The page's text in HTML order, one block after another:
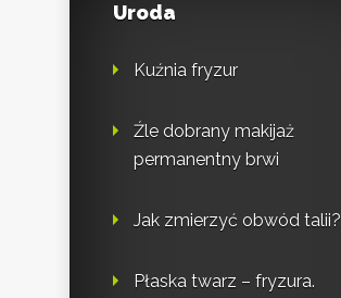
Uroda
Kuźnia fryzur
Źle dobrany makijaż
permanentny brwi
Jak zmierzyć obwód talii?
Płaska twarz – fryzura.